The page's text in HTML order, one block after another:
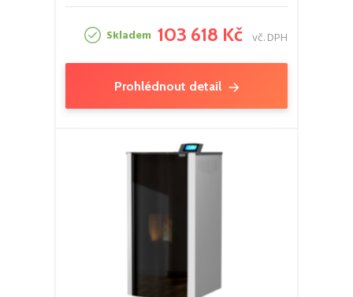
Skladem 103 618 Kč vč. DPH
Prohlédnout detail